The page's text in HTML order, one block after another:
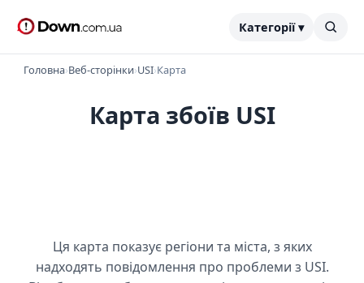
Категорії ▾
Головна›Веб-сторінки›USI›Карта
Карта збоїв USI
Ця карта показує регіони та міста, з яких
надходять повідомлення про проблеми з USI.